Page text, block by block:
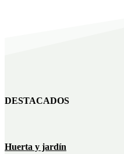
DESTACADOS
Huerta y jardín